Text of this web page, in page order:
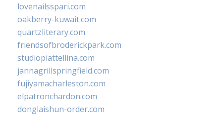
lovenailsspari.com
oakberry-kuwait.com
quartzliterary.com
friendsofbroderickpark.com
studiopiattellina.com
jannagrillspringfield.com
fujiyamacharleston.com
elpatronchardon.com
donglaishun-order.com